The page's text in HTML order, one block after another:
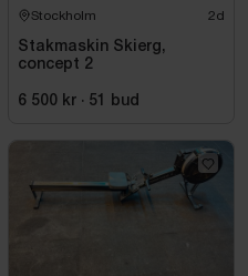
Stockholm 2d
Stakmaskin Skierg,
concept 2
6 500 kr · 51 bud